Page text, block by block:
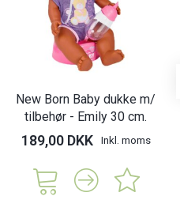
New Born Baby dukke m/
tilbehør - Emily 30 cm.
189,00 DKK Inkl. moms